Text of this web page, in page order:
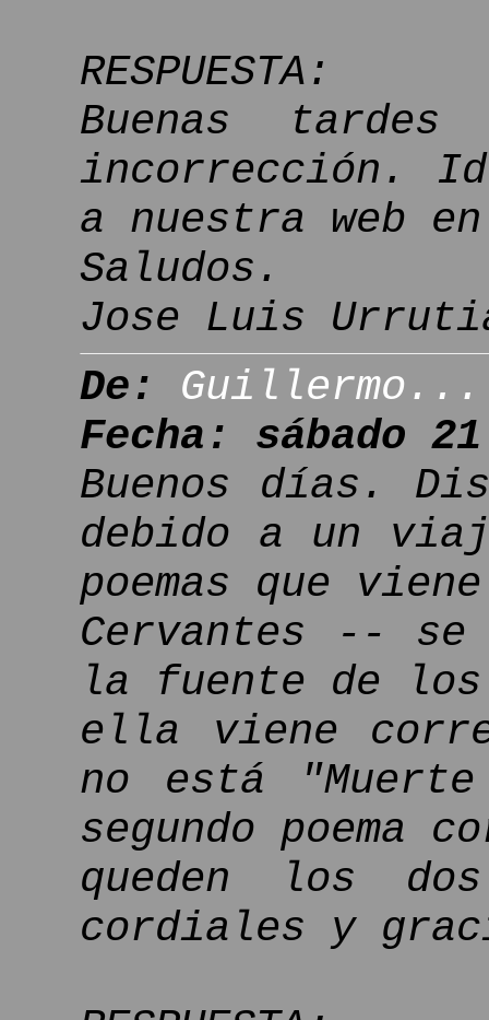
RESPUESTA:
Buenas
incorrección.
a nuestra web
Saludos.
Jose Luis
De:
Fecha: sábado
Buenos días.
debido a un
poemas que
Cervantes --
la fuente de los
ella viene
no está
segundo poema
queden los
cordiales y